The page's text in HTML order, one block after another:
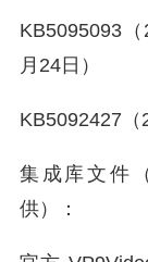
KB5095093
月24日）
KB5092427（
集成库文件
供）：